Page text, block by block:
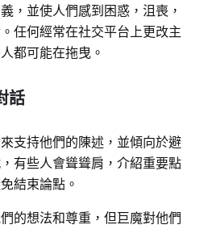
，並使人們感到困惑，沮喪，
任何經常在社交平台上更改主
都可能在拖曳。
話
支持他們的陳述，並傾向於避
有些人會聳聳肩，介紹重要點
結束論點。
的想法和尊重，但巨魔對他們